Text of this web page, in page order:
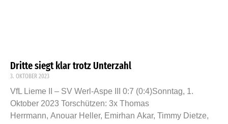
Dritte siegt klar trotz Unterzahl
3. OKTOBER 2023
VfL Lieme II – SV Werl-Aspe III 0:7 (0:4)Sonntag, 1.
Oktober 2023 Torschützen: 3x Thomas
Herrmann, Anouar Heller, Emirhan Akar, Timmy Dietze,